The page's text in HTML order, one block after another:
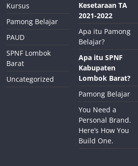
Kursus
Pamong Belajar
PAUD
SPNF Lombok
Barat
Uncategorized
Kesetaraan TA
2021-2022
Apa itu Pamong
Belajar?
Apa itu SPNF
Kabupaten
Lombok Barat?
Pamong Belajar
You Need a
Personal Brand.
Here’s How You
Build One.